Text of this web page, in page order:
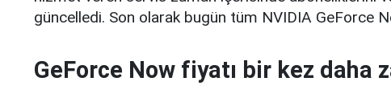
güncelledi. Son olarak bugün tüm NVIDIA GeForce
GeForce Now fiyatı bir kez daha